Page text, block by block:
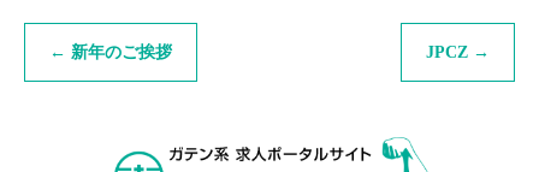
← 新年のご挨拶 JPCZ →